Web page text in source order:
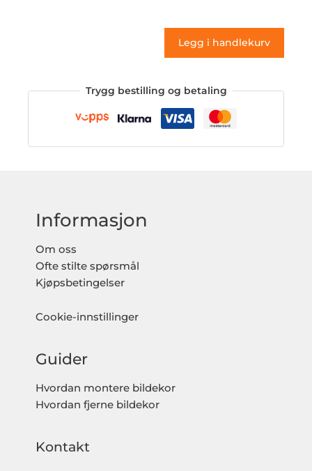
Legg i handlekurv
Trygg bestilling og betaling
Informasjon
Om oss
Ofte stilte spørsmål
Kjøpsbetingelser
Cookie-innstillinger
Guider
Hvordan montere bildekor
Hvordan fjerne bildekor
Kontakt